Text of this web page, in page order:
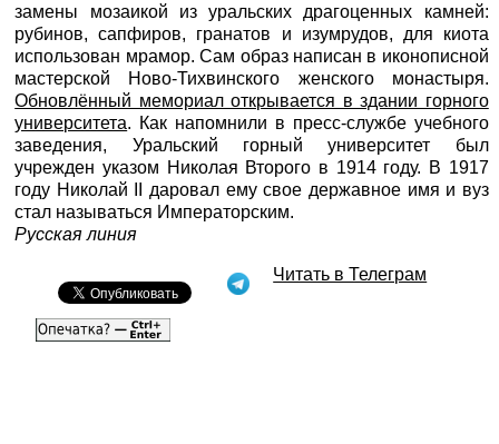
замены мозаикой из уральских драгоценных камней:
рубинов, сапфиров, гранатов и изумрудов, для киота
использован мрамор. Сам образ написан в иконописной
мастерской Ново-Тихвинского женского монастыря.
Обновлённый мемориал открывается в здании горного
университета. Как напомнили в пресс-службе учебного
заведения, Уральский горный университет был
учрежден указом Николая Второго в 1914 году. В 1917
году Николай II даровал ему свое державное имя и вуз
стал называться Императорским.
Русская линия
Читать в Телеграм